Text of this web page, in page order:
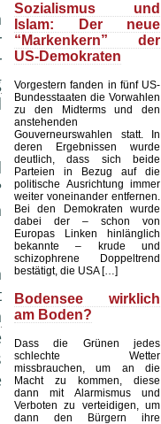
Sozialismus und
Islam: Der neue
“Markenkern” der
US-Demokraten
Vorgestern fanden in fünf US-
Bundesstaaten die Vorwahlen
zu den Midterms und den
anstehenden
Gouverneurswahlen statt. In
deren Ergebnissen wurde
deutlich, dass sich beide
Parteien in Bezug auf die
politische Ausrichtung immer
weiter voneinander entfernen.
Bei den Demokraten wurde
dabei der – schon von
Europas Linken hinlänglich
bekannte – krude und
schizophrene Doppeltrend
bestätigt, die USA […]
Bodensee wirklich
am Boden?
Dass die Grünen jedes
schlechte Wetter
missbrauchen, um an die
Macht zu kommen, diese
dann mit Alarmismus und
Verboten zu verteidigen, um
dann den Bürgern ihre